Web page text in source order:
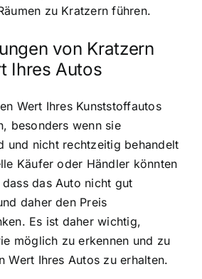
zu Kratzern führen.
von Kratzern
Ihres Autos
Wert Ihres Kunststoffautos
besonders wenn sie
und nicht rechtzeitig behandelt
Käufer oder Händler könnten
das Auto nicht gut
daher den Preis
Es ist daher wichtig,
möglich zu erkennen und zu
Wert Ihres Autos zu erhalten.